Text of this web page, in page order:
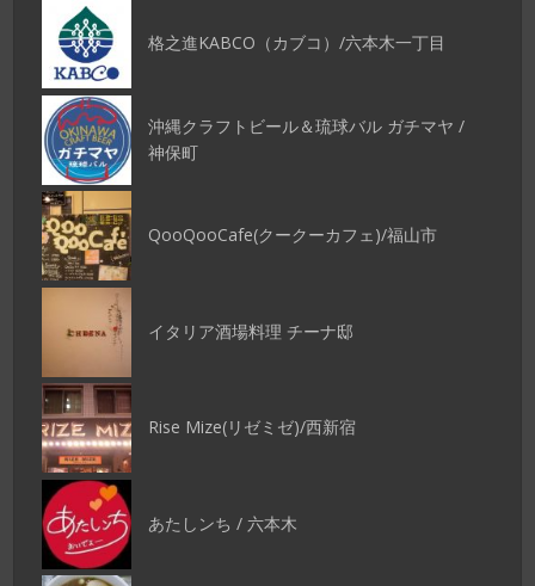
格之進KABCO（カブコ）/六本木一丁目
沖縄クラフトビール＆琉球バル ガチマヤ /
神保町
QooQooCafe(クークーカフェ)/福山市
イタリア酒場料理 チーナ邸
Rise Mize(リゼミゼ)/西新宿
あたしンち / 六本木